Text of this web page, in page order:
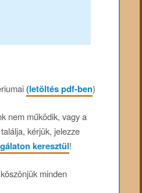
(letöltés pdf-ben)
nem működik, vagy a
kérjük, jelezze
keresztül!
minden